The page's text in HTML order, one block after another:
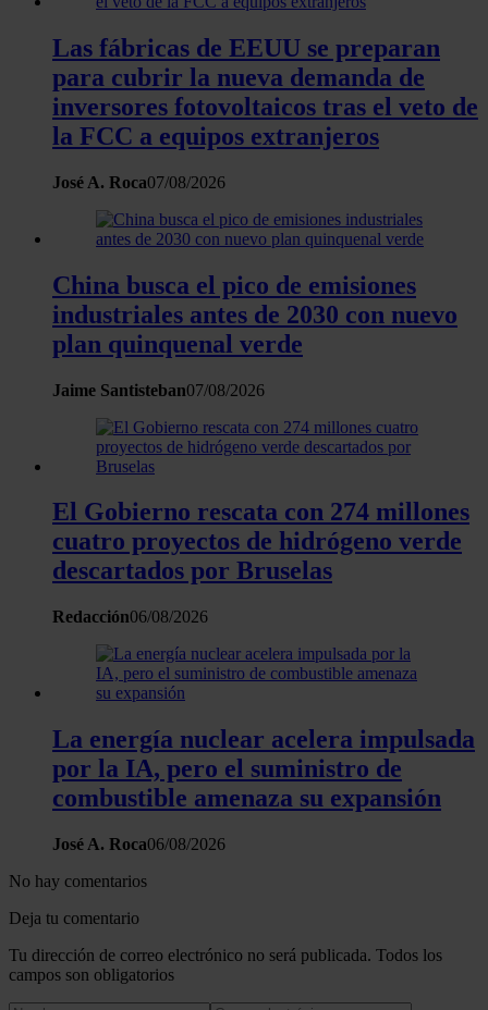
consentimiento en cualquier momento en la Declaración
de cookies.
Las cookies de este sitio web se usan para personalizar
el contenido y los anuncios, ofrecer funciones de redes
sociales y analizar el tráfico. Además, compartimos
web, quienes pueden combinarla con otra información
que les haya proporcionado o que hayan recopilado a
partir del uso que haya hecho de sus servicios.
Las fábricas de EEUU se preparan
para cubrir la nueva demanda de
inversores fotovoltaicos tras el veto de
la FCC a equipos extranjeros
José A. Roca07/08/2026
China busca el pico de emisiones
industriales antes de 2030 con nuevo
plan quinquenal verde
Jaime Santisteban07/08/2026
El Gobierno rescata con 274 millones
cuatro proyectos de hidrógeno verde
descartados por Bruselas
Redacción06/08/2026
La energía nuclear acelera impulsada
por la IA, pero el suministro de
combustible amenaza su expansión
José A. Roca06/08/2026
No hay comentarios
Deja tu comentario
Tu dirección de correo electrónico no será publicada. Todos los
campos son obligatorios